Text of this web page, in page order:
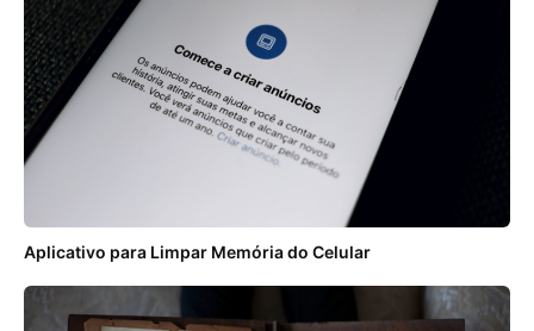
Aplicativo para Limpar Memória do Celular